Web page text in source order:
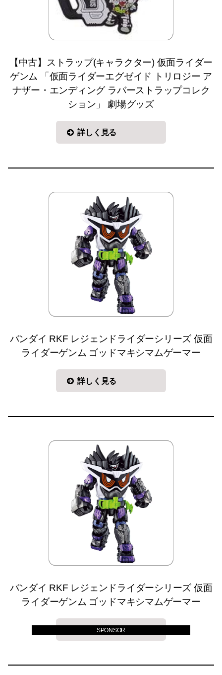
【中古】ストラップ(キャラクター) 仮面ライダー
ゲンム 「仮面ライダーエグゼイド トリロジー ア
ナザー・エンディング ラバーストラップコレク
ション」 劇場グッズ
詳しく見る
バンダイ RKF レジェンドライダーシリーズ 仮面
ライダーゲンム ゴッドマキシマムゲーマー
詳しく見る
バンダイ RKF レジェンドライダーシリーズ 仮面
ライダーゲンム ゴッドマキシマムゲーマー
詳しく見る
SPONSOR